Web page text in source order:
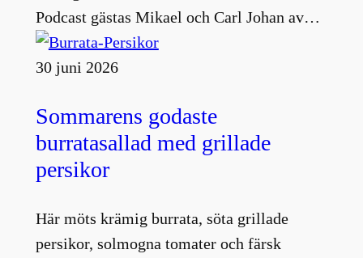
Podcast gästas Mikael och Carl Johan av…
30 juni 2026
Sommarens godaste
burratasallad med grillade
persikor
Här möts krämig burrata, söta grillade
persikor, solmogna tomater och färsk